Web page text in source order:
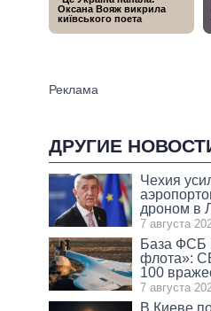
ДРУГИЕ
Чехия
дроном в
7 августа
База ФСБ
флота»:
100
7 августа
В Киеве